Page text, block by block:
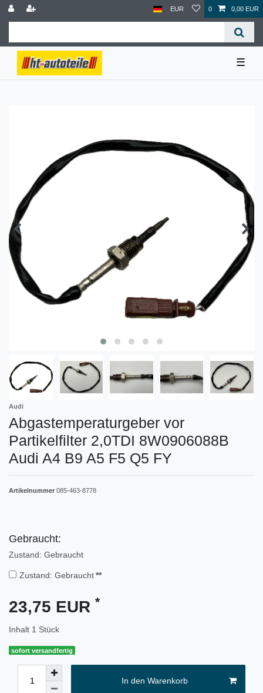
EUR 0 0,00 EUR
☰
Audi
Abgastemperaturgeber vor
Partikelfilter 2,0TDI 8W0906088B
Audi A4 B9 A5 F5 Q5 FY
Artikelnummer 085-463-8778
Gebraucht:
Zustand: Gebraucht
Zustand: Gebraucht **
23,75 EUR *
Inhalt 1 Stück
sofort versandfertig
In den Warenkorb